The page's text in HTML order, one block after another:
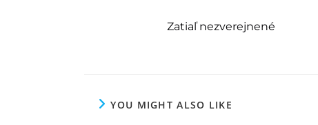
Zatiaľ nezverejnené
YOU MIGHT ALSO LIKE